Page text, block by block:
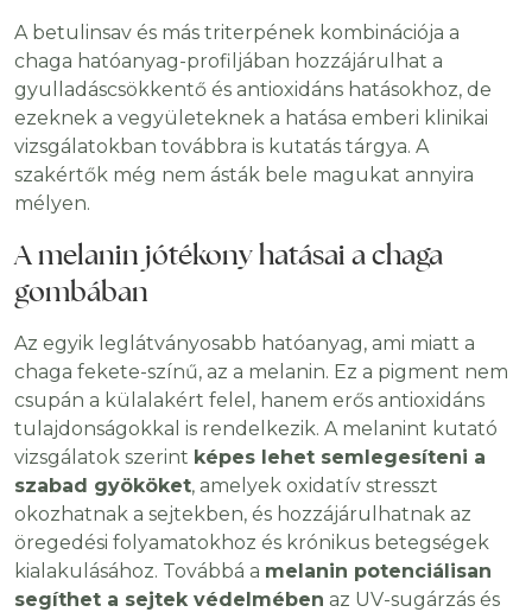
A betulinsav és más triterpének kombinációja a
chaga hatóanyag-profiljában hozzájárulhat a
gyulladáscsökkentő és antioxidáns hatásokhoz, de
ezeknek a vegyületeknek a hatása emberi klinikai
vizsgálatokban továbbra is kutatás tárgya. A
szakértők még nem ásták bele magukat annyira
mélyen.
A melanin jótékony hatásai a chaga
gombában
Az egyik leglátványosabb hatóanyag, ami miatt a
chaga fekete-színű, az a melanin. Ez a pigment nem
csupán a külalakért felel, hanem erős antioxidáns
tulajdonságokkal is rendelkezik. A melanint kutató
vizsgálatok szerint képes lehet semlegesíteni a
szabad gyököket, amelyek oxidatív stresszt
okozhatnak a sejtekben, és hozzájárulhatnak az
öregedési folyamatokhoz és krónikus betegségek
kialakulásához. Továbbá a melanin potenciálisan
segíthet a sejtek védelmében az UV-sugárzás és